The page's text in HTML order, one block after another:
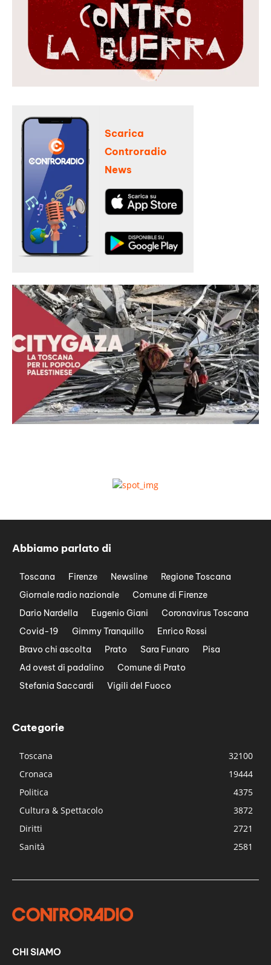
Scarica
Controradio
News
Abbiamo parlato di
Toscana Firenze Newsline
Regione Toscana
Giornale radio nazionale
Comune di Firenze
Dario Nardella
Eugenio Giani
Coronavirus Toscana
Covid-19
Gimmy Tranquillo
Enrico Rossi
Bravo chi ascolta
Prato Sara Funaro
Pisa
Ad ovest di padalino
Comune di Prato
Stefania Saccardi
Vigili del Fuoco
Categorie
Toscana
32100
Cronaca
19444
Politica
4375
Cultura & Spettacolo
3872
Diritti
2721
Sanità
2581
CHI SIAMO